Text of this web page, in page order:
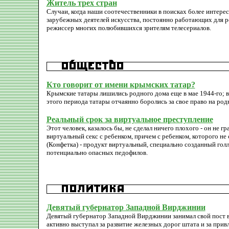
Житель трех стран
Случаи, когда наши соотечественники в поисках более
зарубежных деятелей искусства, постоянно работающих для
режиссер многих полюбившихся зрителям телесериалов.
Кто говорит от имени крымских татар?
Крымские татары лишились родного дома еще в мае 1944-
этого периода татары отчаянно боролись за свое право на
Реальный срок за виртуальное преступление
Этот человек, казалось бы, не сделал ничего плохого - он не
виртуальный секс с ребенком, причем с ребенком, которого
(Конфетка) - продукт виртуальный, специально созданный
потенциально опасных педофилов.
Девятый губернатор Западной Вирджинии
Девятый губернатор Западной Вирджинии занимал свой пост
активно выступал за развитие железных дорог штата и за